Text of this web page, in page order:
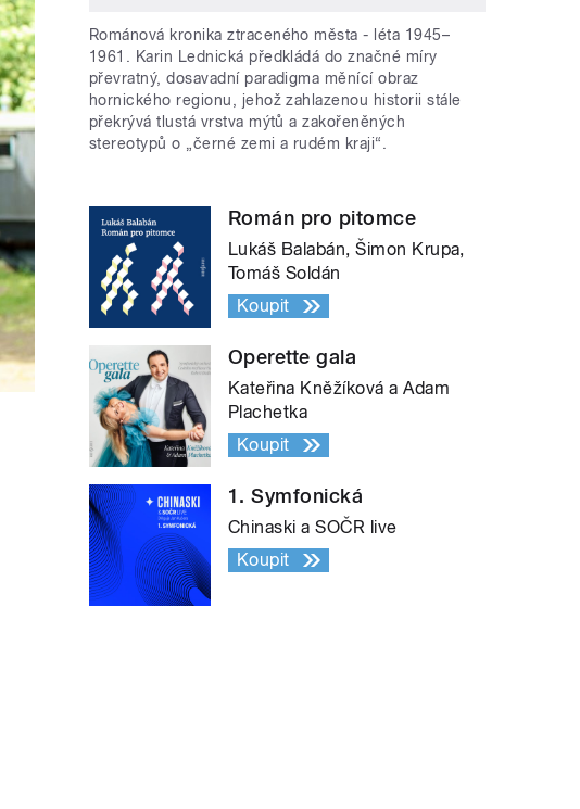
Románová kronika ztraceného města - léta 1945–
1961. Karin Lednická předkládá do značné míry
převratný, dosavadní paradigma měnící obraz
hornického regionu, jehož zahlazenou historii stále
překrývá tlustá vrstva mýtů a zakořeněných
stereotypů o „černé zemi a rudém kraji“.
Román pro pitomce
Lukáš Balabán, Šimon Krupa,
Tomáš Soldán
Koupit
Operette gala
Kateřina Kněžíková a Adam
Plachetka
Koupit
1. Symfonická
Chinaski a SOČR live
Koupit